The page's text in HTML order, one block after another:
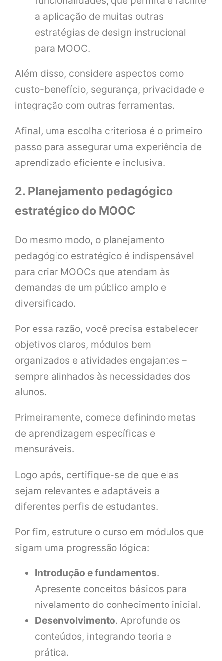
a aplicação de muitas outras
estratégias de design instrucional
para MOOC.
Além disso, considere aspectos como
custo-benefício, segurança, privacidade e
integração com outras ferramentas.
Afinal, uma escolha criteriosa é o primeiro
passo para assegurar uma experiência de
aprendizado eficiente e inclusiva.
2. Planejamento pedagógico
estratégico do MOOC
Do mesmo modo, o planejamento
pedagógico estratégico é indispensável
para criar MOOCs que atendam às
demandas de um público amplo e
diversificado.
Por essa razão, você precisa estabelecer
objetivos claros, módulos bem
organizados e atividades engajantes –
sempre alinhados às necessidades dos
alunos.
Primeiramente, comece definindo metas
de aprendizagem específicas e
mensuráveis.
Logo após, certifique-se de que elas
sejam relevantes e adaptáveis a
diferentes perfis de estudantes.
Por fim, estruture o curso em módulos que
sigam uma progressão lógica:
Introdução e fundamentos.
Apresente conceitos básicos para
nivelamento do conhecimento inicial.
Desenvolvimento. Aprofunde os
conteúdos, integrando teoria e
prática.